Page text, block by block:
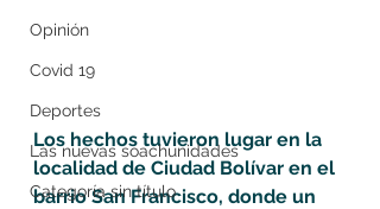
Opinión
Covid 19
Deportes
Las nuevas soachunidades
Categoría sin título
Los hechos tuvieron lugar en la
localidad de Ciudad Bolívar en el
barrio San Francisco, donde un